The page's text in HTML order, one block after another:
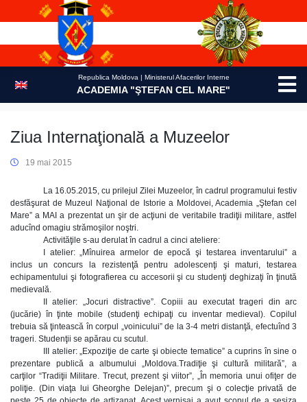
Republica Moldova | Ministerul Afacerilor Interne
ACADEMIA "ŞTEFAN CEL MARE"
Ziua Internaţională a Muzeelor
19 mai 2015
La 16.05.2015, cu prilejul Zilei Muzeelor, în cadrul programului festiv
desfăşurat de Muzeul Naţional de Istorie a Moldovei, Academia „Ştefan cel
Mare” a MAI a prezentat un şir de acţiuni de veritabile tradiţii militare, astfel
aducînd omagiu strămoşilor noştri.
Activităţile s-au derulat în cadrul a cinci ateliere:
I atelier: „Mînuirea armelor de epocă şi testarea inventarului” a
inclus un concurs la rezistenţă pentru adolescenţi şi maturi, testarea
echipamentului şi fotografierea cu accesorii şi cu studenţi deghizaţi în ţinută
medievală.
II atelier: „Jocuri distractive”. Copiii au executat trageri din arc
(jucărie) în ţinte mobile (studenţi echipaţi cu inventar medieval). Copilul
trebuia să ţintească în corpul „voinicului” de la 3-4 metri distanţă, efectuînd 3
trageri. Studenţii se apărau cu scutul.
III atelier: „Expoziţie de carte şi obiecte tematice” a cuprins în sine o
prezentare publică a albumului „Moldova.Tradiţie şi cultură militară”, a
carţilor “Tradiţii Militare. Trecut, prezent şi viitor”, „În memoria unui ofiţer de
poliţie. (Din viaţa lui Gheorghe Delejan)”, precum şi o colecţie privată de